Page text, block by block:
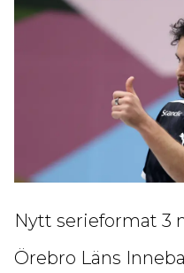
Nytt serieformat 3
Örebro Läns